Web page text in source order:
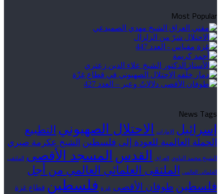
Most Popular
News Tags
إسرائيل الإمارات الاحتلال الصهيوني التطبيع
الحملة العالمية للعودة إلى فلسطين الشيخ عكرمة صبري
الشيخ محمد الناوي العراق القدس المسجد الأقصى الملتقى
العلمائي العالمي
الملتقى العلمائي العالمي من أجل
فلسطين طوفان الأقصى غزة فلسطين قطاع غزة